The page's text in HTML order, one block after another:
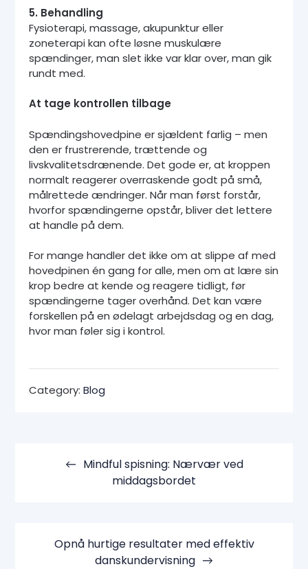
5. Behandling
Fysioterapi, massage, akupunktur eller
zoneterapi kan ofte løsne muskulære
spændinger, man slet ikke var klar over, man gik
rundt med.
At tage kontrollen tilbage
Spændingshovedpine er sjældent farlig – men
den er frustrerende, trættende og
livskvalitetsdrænende. Det gode er, at kroppen
normalt reagerer overraskende godt på små,
målrettede ændringer. Når man først forstår,
hvorfor spændingerne opstår, bliver det lettere
at handle på dem.
For mange handler det ikke om at slippe af med
hovedpinen én gang for alle, men om at lære sin
krop bedre at kende og reagere tidligt, før
spændingerne tager overhånd. Det kan være
forskellen på en ødelagt arbejdsdag og en dag,
hvor man føler sig i kontrol.
Category:Blog
Mindful spisning: Nærvær ved
middagsbordet
Opnå hurtige resultater med effektiv
danskundervisning